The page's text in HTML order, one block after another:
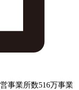
事業所数516万事業